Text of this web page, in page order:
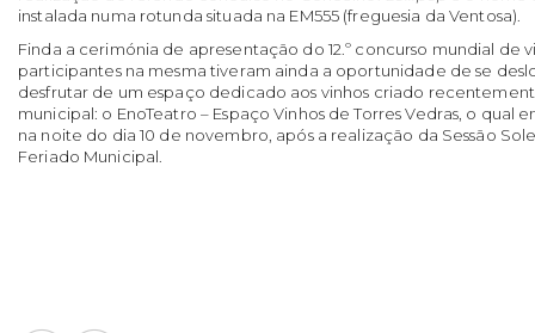
instalada numa rotunda situada na EM555 (freguesia da Ventosa).
Finda a cerimónia de apresentação do 12.º concurso mundial de
participantes na mesma tiveram ainda a oportunidade de se
desfrutar de um espaço dedicado aos vinhos criado
municipal: o EnoTeatro – Espaço Vinhos de Torres Vedras, o qual
na noite do dia 10 de novembro, após a realização da Sessão
Feriado Municipal.